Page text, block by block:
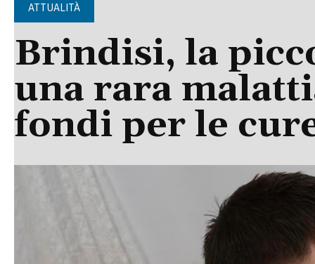
ATTUALITÀ
Brindisi, la
una rara
fondi per le